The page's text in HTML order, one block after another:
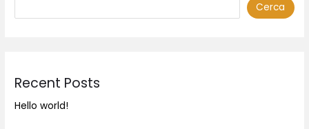
Cerca
Recent Posts
Hello world!